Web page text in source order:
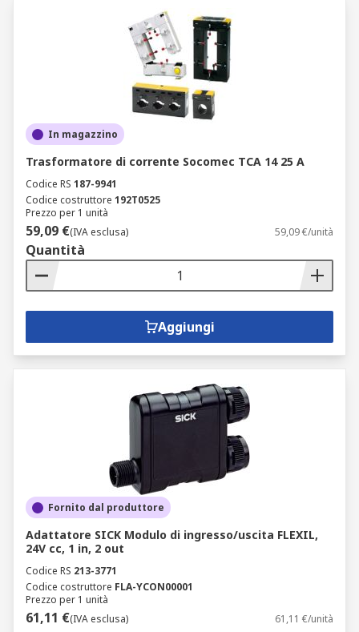
In magazzino
Trasformatore di corrente Socomec TCA 14 25 A
Codice RS 187-9941
Codice costruttore 192T0525
Prezzo per 1 unità
59,09 €(IVA esclusa) 59,09 €/unità
Quantità
Aggiungi
Fornito dal produttore
Adattatore SICK Modulo di ingresso/uscita FLEXIL,
24V cc, 1 in, 2 out
Codice RS 213-3771
Codice costruttore FLA-YCON00001
Prezzo per 1 unità
61,11 €(IVA esclusa) 61,11 €/unità